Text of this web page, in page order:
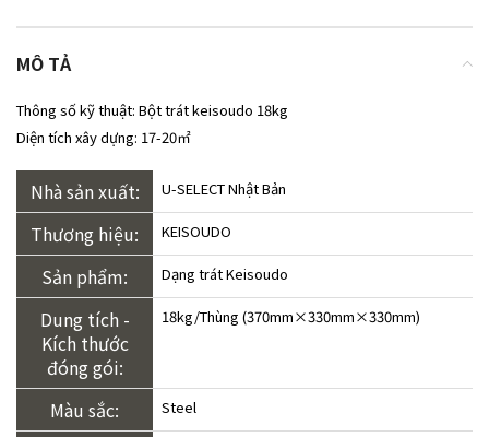
MÔ TẢ
Thông số kỹ thuật: Bột trát keisoudo 18kg
Diện tích xây dựng: 17-20㎡
Nhà sản xuất: U-SELECT Nhật Bản
Thương hiệu: KEISOUDO
Sản phẩm: Dạng trát Keisoudo
Dung tích -
Kích thước
đóng gói:
18kg/Thùng (370mm×330mm×330mm)
Màu sắc: Steel